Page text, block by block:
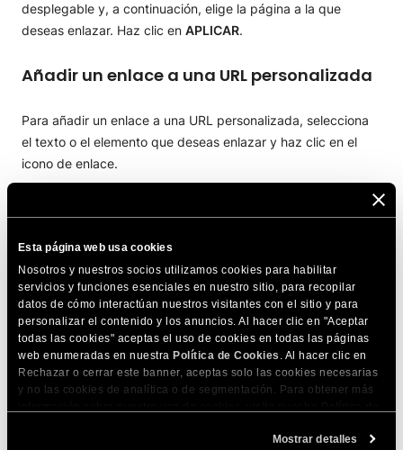
Esta página web usa cookies
Nosotros y nuestros socios utilizamos cookies para habilitar
servicios y funciones esenciales en nuestro sitio, para recopilar
datos de cómo interactúan nuestros visitantes con el sitio y para
personalizar el contenido y los anuncios. Al hacer clic en "Aceptar
todas las cookies" aceptas el uso de cookies en todas las páginas
web enumeradas en nuestra Política de Cookies . Al hacer clic en
Rechazar o cerrar este banner, aceptas solo las cookies necesarias
y no las cookies de analítica o de segmentación. Para obtener más
momento a través de la herramienta Configuración de Cookies de
Mostrar detalles
desplegable y, a continuación, elige la página a la que
deseas enlazar. Haz clic en APLICAR.
Añadir un enlace a una URL personalizada
Para añadir un enlace a una URL personalizada, selecciona
el texto o el elemento que deseas enlazar y haz clic en el
icono de enlace.
SeleccionaURL personalizadacomoTipo de enlaceen el
menú desplegable. Pega el enlace en el campoAñadir
. A continuación, haz clic en APLICAR
Añadir un enlace a una dirección de email
(mailto)